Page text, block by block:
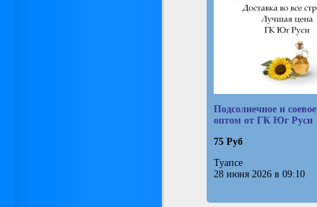
Подсолнечное и
оптом от ГК Юг Руси
75 Руб
Туапсе
28 июня 2026 в 09:10